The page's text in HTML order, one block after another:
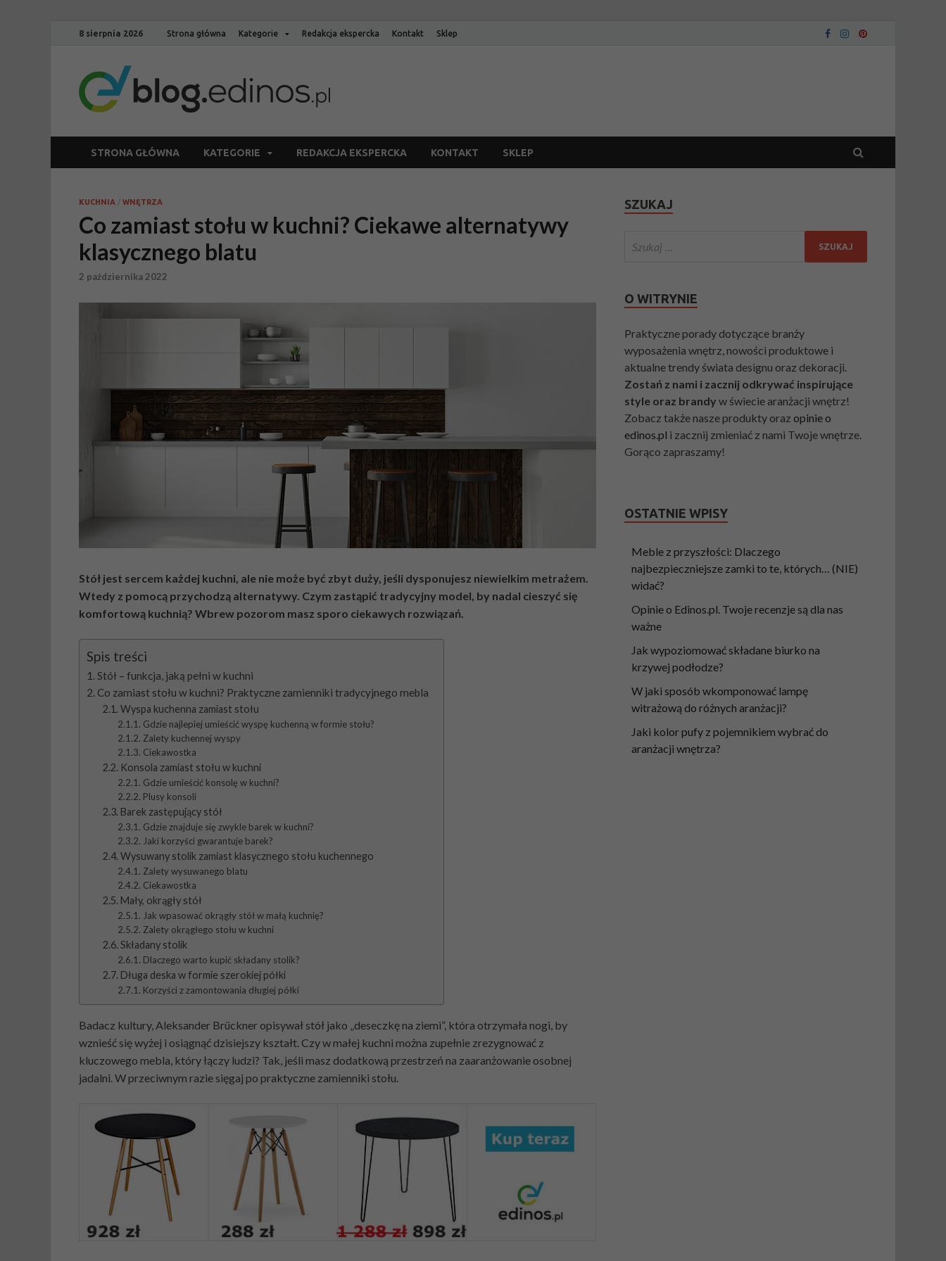
8 sierpnia 2026 Strona główna Kategorie Redakcja ekspercka Kontakt Sklep
STRONA GŁÓWNA KATEGORIE REDAKCJA EKSPERCKA KONTAKT SKLEP
KUCHNIA / WNĘTRZA
Co zamiast stołu w kuchni? Ciekawe alternatywy
klasycznego blatu
2 października 2022
Stół jest sercem każdej kuchni, ale nie może być zbyt duży, jeśli dysponujesz niewielkim metrażem.
Wtedy z pomocą przychodzą alternatywy. Czym zastąpić tradycyjny model, by nadal cieszyć się
komfortową kuchnią? Wbrew pozorom masz sporo ciekawych rozwiązań.
Spis treści
Stół – funkcja, jaką pełni w kuchni
Co zamiast stołu w kuchni? Praktyczne zamienniki tradycyjnego mebla
Wyspa kuchenna zamiast stołu
Gdzie najlepiej umieścić wyspę kuchenną w formie stołu?
Zalety kuchennej wyspy
Ciekawostka
Konsola zamiast stołu w kuchni
Gdzie umieścić konsolę w kuchni?
Plusy konsoli
Barek zastępujący stół
Gdzie znajduje się zwykle barek w kuchni?
Jaki korzyści gwarantuje barek?
Wysuwany stolik zamiast klasycznego stołu kuchennego
Zalety wysuwanego blatu
Ciekawostka
Mały, okrągły stół
Jak wpasować okrągły stół w małą kuchnię?
Zalety okrągłego stołu w kuchni
Składany stolik
Dlaczego warto kupić składany stolik?
Długa deska w formie szerokiej półki
Korzyści z zamontowania długiej półki
Badacz kultury, Aleksander Brückner opisywał stół jako „deseczkę na ziemi”, która otrzymała nogi, by
wznieść się wyżej i osiągnąć dzisiejszy kształt. Czy w małej kuchni można zupełnie zrezygnować z
kluczowego mebla, który łączy ludzi? Tak, jeśli masz dodatkową przestrzeń na zaaranżowanie osobnej
jadalni. W przeciwnym razie sięgaj po praktyczne zamienniki stołu.
SZUKAJ
O WITRYNIE
Praktyczne porady dotyczące branży
wyposażenia wnętrz, nowości produktowe i
aktualne trendy świata designu oraz dekoracji.
Zostań z nami i zacznij odkrywać inspirujące
style oraz brandy w świecie aranżacji wnętrz!
Zobacz także nasze produkty orazopinie o
edinos.pl i zacznij zmieniać z nami Twoje wnętrze.
Gorąco zapraszamy!
OSTATNIE WPISY
Meble z przyszłości: Dlaczego
najbezpieczniejsze zamki to te, których… (NIE)
widać?
Opinie o Edinos.pl. Twoje recenzje są dla nas
ważne
Jak wypoziomować składane biurko na
krzywej podłodze?
W jaki sposób wkomponować lampę
witrażową do różnych aranżacji?
Jaki kolor pufy z pojemnikiem wybrać do
aranżacji wnętrza?